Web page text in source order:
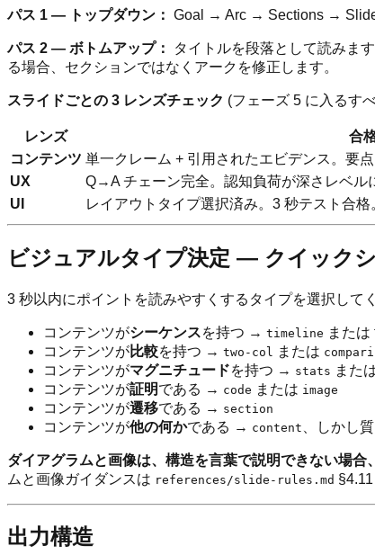
パス 1 — トップダウン： Goal → Arc → Sections →
パス 2 — ボトムアップ：
タイトルを段落として読みま
る場合、セクションではなくアークを修正します。
スライドごとの 3 レンズチェック (フェーズ 5 に入るす
レンズ
合
コンテンツ 単一クレーム + 引用されたエビデンス。要
UX
Q→A チェーン完全。認知負荷が深さレベル
UI
レイアウトタイプ選択済み。3 秒テスト合
ビジュアルタイプ決定 — クイック
3 秒以内にポイントを読みやすくするタイプを選択して
コンテンツがシーケンスを持つ → timeline また
コンテンツが比較を持つ → two-col または
コンテンツがマグニチュードを持つ → stats また
コンテンツが証明である → code または image
コンテンツが遷移である → section
コンテンツが他の何かである → content 、しかし
ダイアグラムと画像は、構造を言葉で説明できない場合
ムと画像ガイダンスは references/slide-rules.md
出力構造